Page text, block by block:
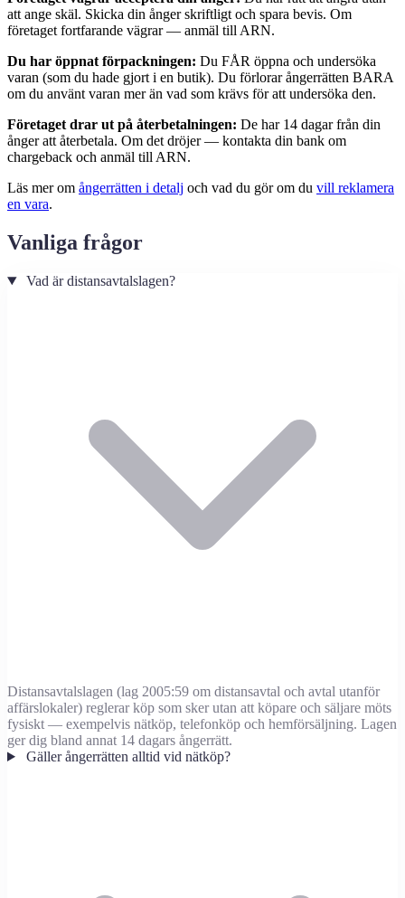
att ange skäl. Skicka din ånger skriftligt och spara bevis. Om
företaget fortfarande vägrar — anmäl till ARN.
Du har öppnat förpackningen: Du FÅR öppna och undersöka
varan (som du hade gjort i en butik). Du förlorar ångerrätten BARA
om du använt varan mer än vad som krävs för att undersöka den.
Företaget drar ut på återbetalningen: De har 14 dagar från din
ånger att återbetala. Om det dröjer — kontakta din bank om
chargeback och anmäl till ARN.
Läs mer om ångerrätten i detalj och vad du gör om du vill reklamera
en vara.
Vanliga frågor
Vad är distansavtalslagen?
Distansavtalslagen (lag 2005:59 om distansavtal och avtal utanför
affärslokaler) reglerar köp som sker utan att köpare och säljare möts
fysiskt — exempelvis nätköp, telefonköp och hemförsäljning. Lagen
ger dig bland annat 14 dagars ångerrätt.
Gäller ångerrätten alltid vid nätköp?